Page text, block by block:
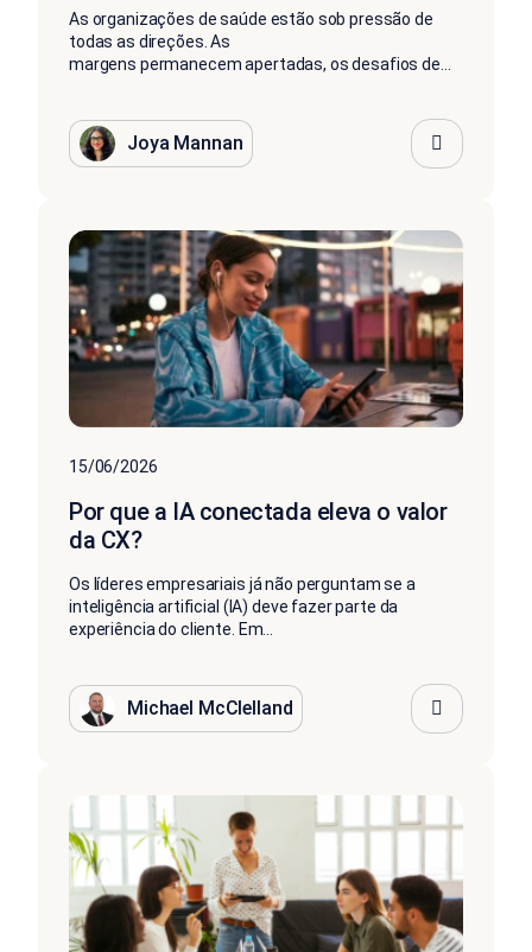
As organizações de saúde estão sob pressão de
todas as direções. As
margens permanecem apertadas, os desafios de...
Joya Mannan
15/06/2026
Por que a IA conectada eleva o valor
da CX?
Os líderes empresariais já não perguntam se a
inteligência artificial (IA) deve fazer parte da
experiência do cliente. Em...
Michael McClelland